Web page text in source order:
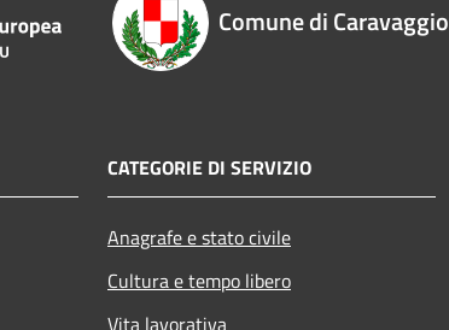
Comune di Caravaggio
CATEGORIE DI SERVIZIO
Anagrafe e stato civile
Cultura e tempo libero
Vita lavorativa